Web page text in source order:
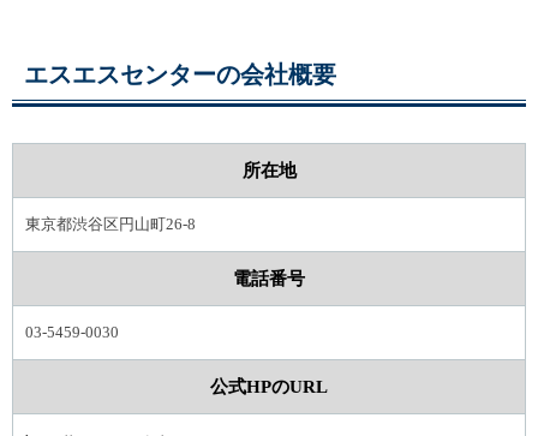
エスエスセンターの会社概要
所在地
東京都渋谷区円山町26-8
電話番号
03-5459-0030
公式HPのURL